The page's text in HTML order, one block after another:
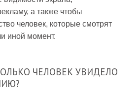
а также чтобы
человек, которые смотрят
иной момент.
ЧЕЛОВЕК УВИДЕЛО